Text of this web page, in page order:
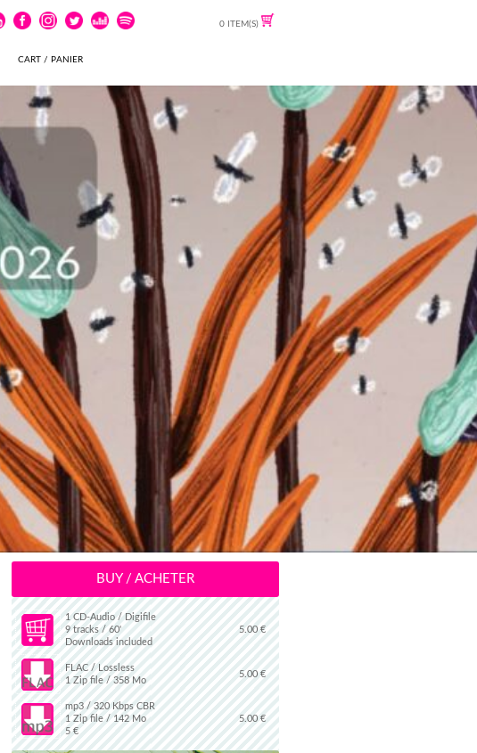
0 ITEM(S)
CART / PANIER
BUY / ACHETER
1 CD-Audio / Digifile
9 tracks / 60'
Downloads included
5.00 €
FLAC / Lossless
1 Zip file / 358 Mo
5.00 €
mp3 / 320 Kbps CBR
1 Zip file / 142 Mo
5 €
5.00 €